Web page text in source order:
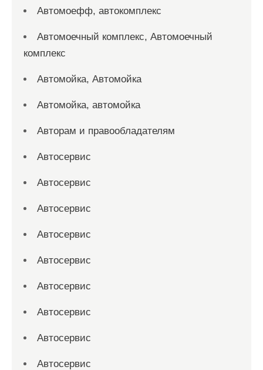
Автомоефф, автокомплекс
Автомоечный комплекс, Автомоечный
комплекс
Автомойка, Автомойка
Автомойка, автомойка
Авторам и правообладателям
Автосервис
Автосервис
Автосервис
Автосервис
Автосервис
Автосервис
Автосервис
Автосервис
Автосервис